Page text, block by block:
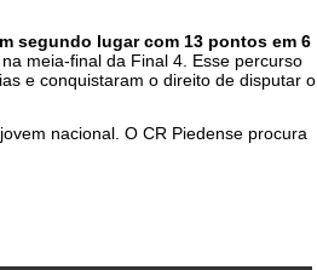
segundo lugar com 13 pontos em 6
meia-final da Final 4. Esse percurso
e conquistaram o direito de disputar o
nacional. O CR Piedense procura